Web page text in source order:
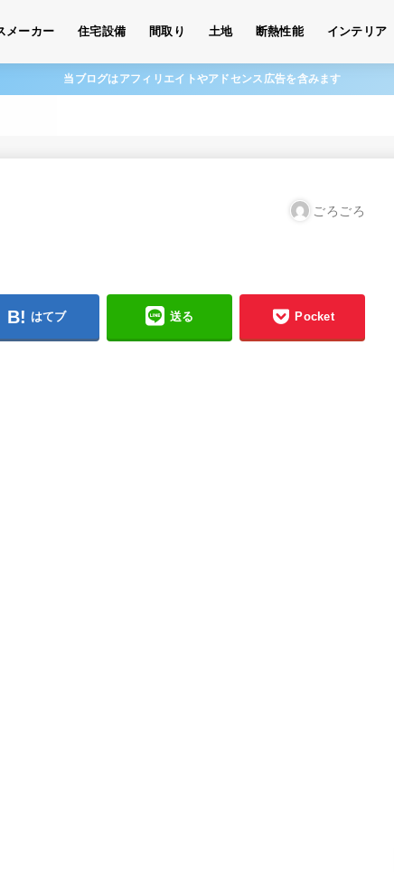
メーカー 住宅設備 間取り 土地 断熱性能 インテリア
当ブログはアフィリエイトやアドセンス広告を含みます
ごろごろ
はてブ 送る Pocket